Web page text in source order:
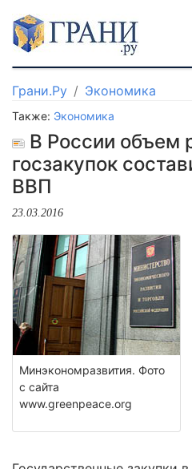
Грани.Ру Экономика
Также: Экономика
В России объем
госзакупок
ВВП
23.03.2016
Минэкономразвития. Фото
с сайта
www.greenpeace.org